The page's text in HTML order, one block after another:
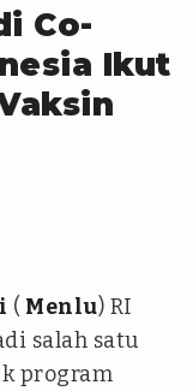
Co-
Ikut
( Menlu) RI
salah satu
program